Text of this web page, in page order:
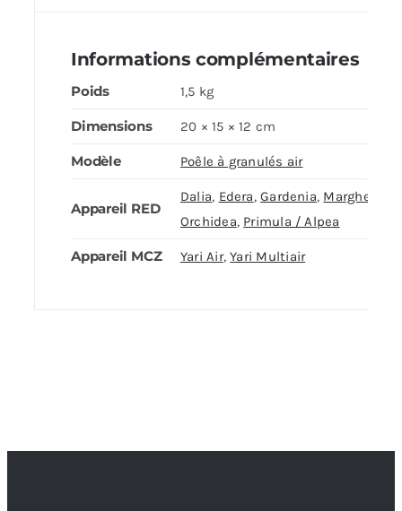
Informations complémentaires
Poids 1,5 kg
Dimensions 20 × 15 × 12 cm
Modèle Poêle à granulés air
Appareil RED
Dalia, Edera,Gardenia, Margherita
Orchidea, Primula / Alpea
Appareil MCZ Yari Air,Yari Multiair